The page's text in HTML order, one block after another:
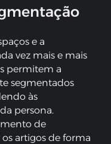
e a
vez mais e mais
permitem a
segmentados
às
persona.
de
artigos de forma